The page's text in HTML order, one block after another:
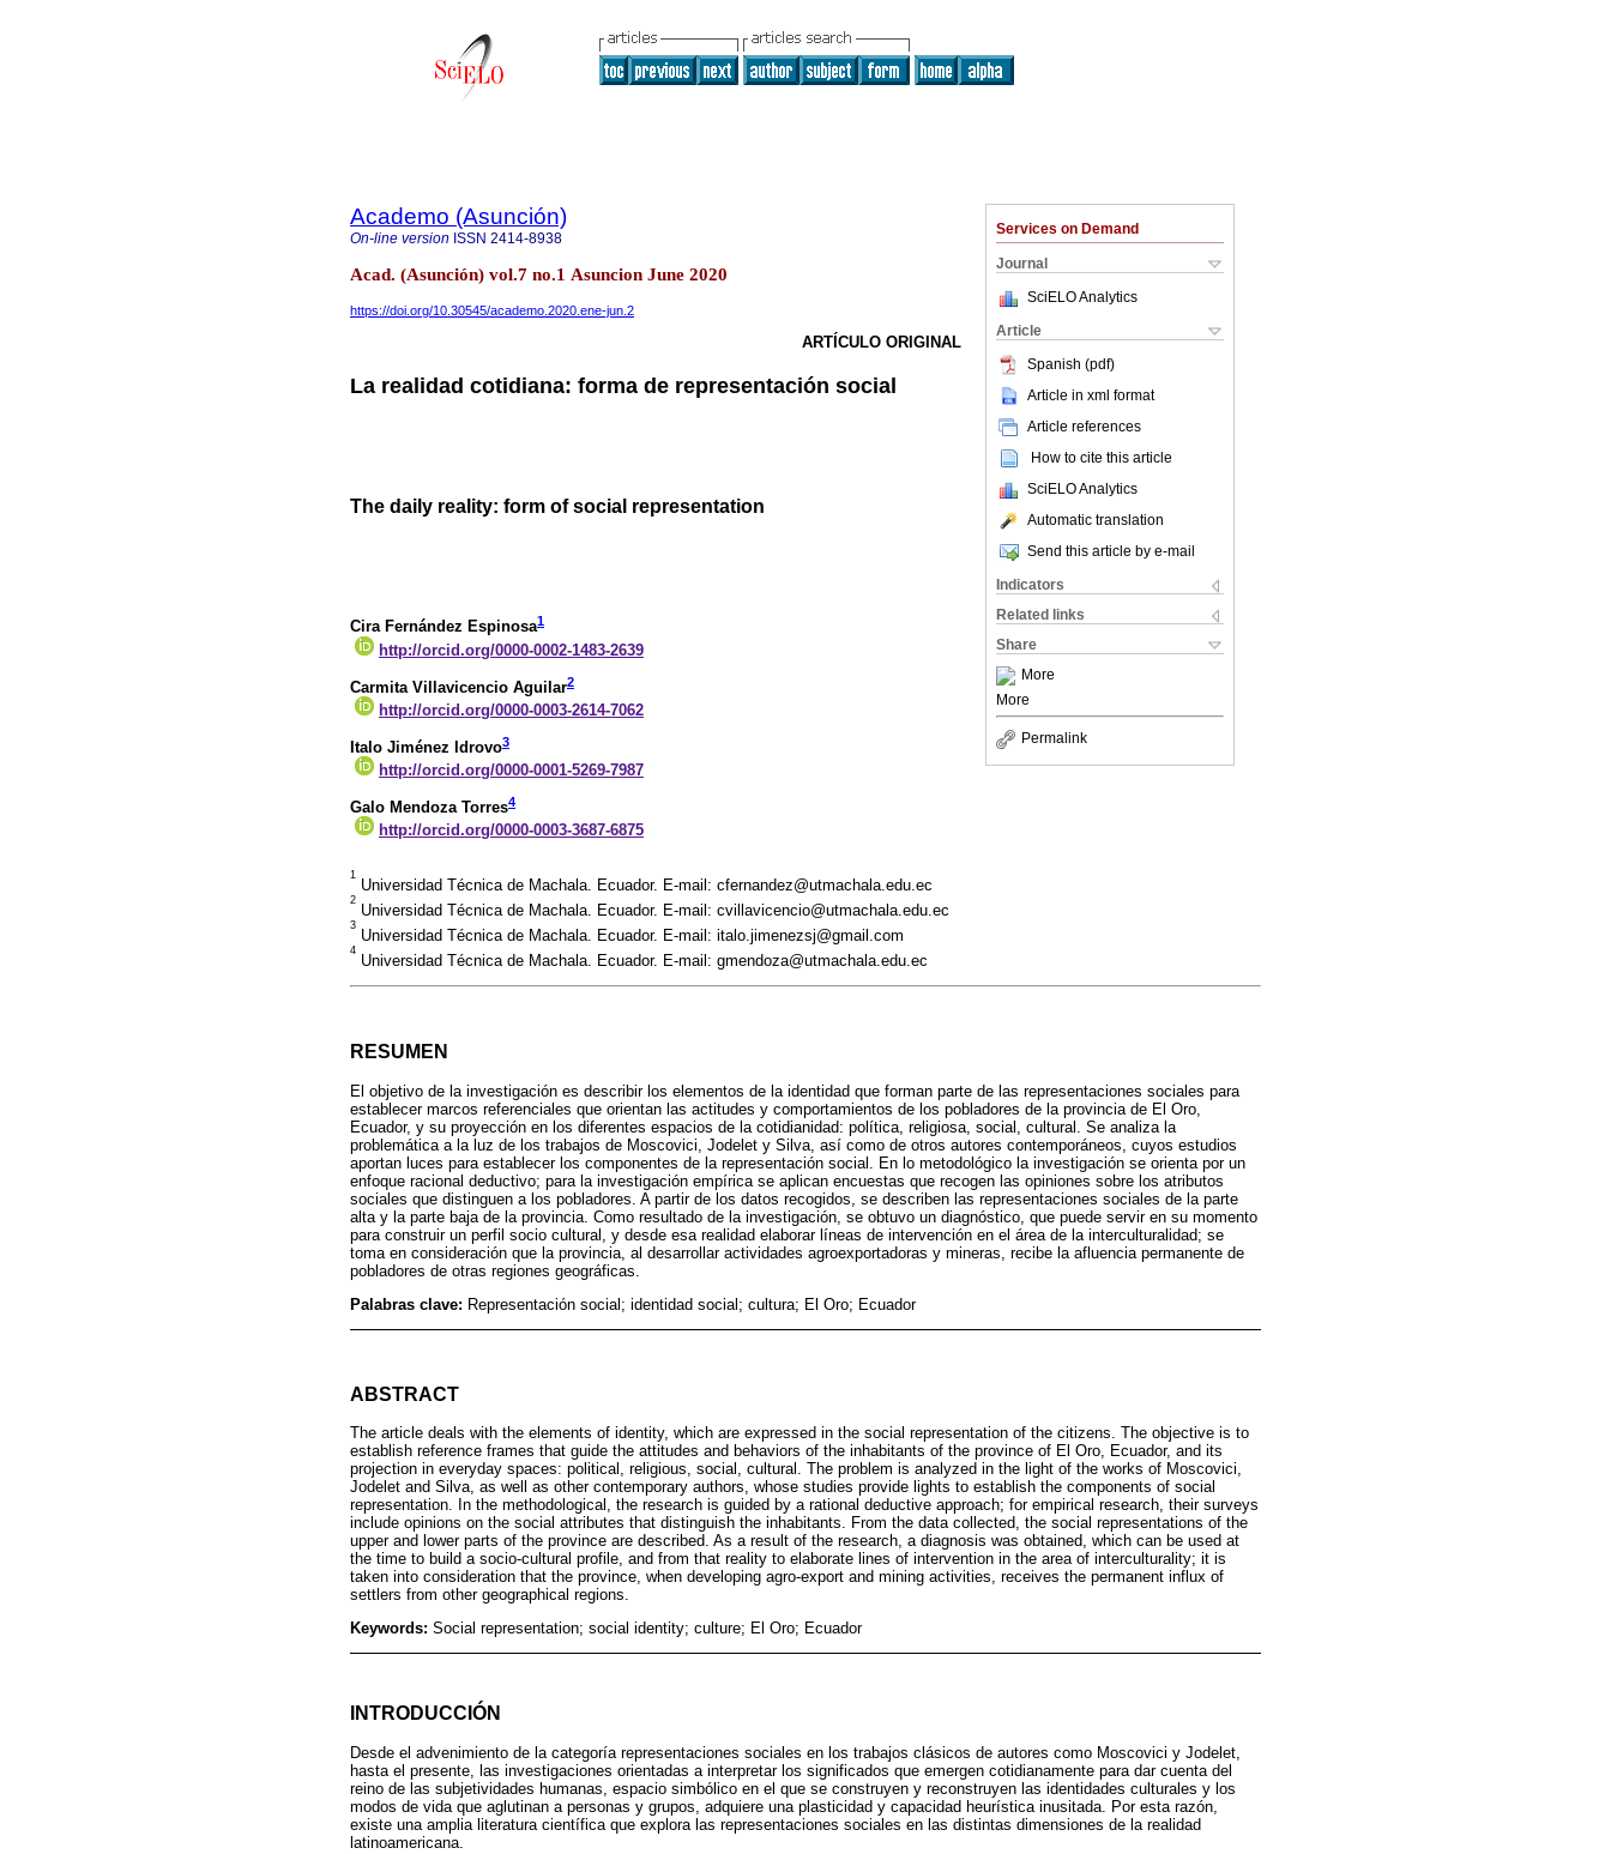
Services on Demand
Journal
SciELO Analytics
Article
Spanish (pdf)
Article in xml format
Article references
How to cite this article
SciELO Analytics
Automatic translation
Send this article by e-mail
Indicators
Related links
Share
More
More
Permalink
Academo (Asunción)
On-line version ISSN 2414-8938
Acad. (Asunción) vol.7 no.1 Asuncion June 2020
https://doi.org/10.30545/academo.2020.ene-jun.2
ARTÍCULO ORIGINAL
La realidad cotidiana: forma de representación social
The daily reality: form of social representation
Cira Fernández Espinosa1
http://orcid.org/0000-0002-1483-2639
Carmita Villavicencio Aguilar2
http://orcid.org/0000-0003-2614-7062
Italo Jiménez Idrovo3
http://orcid.org/0000-0001-5269-7987
Galo Mendoza Torres4
http://orcid.org/0000-0003-3687-6875
1
Universidad Técnica de Machala. Ecuador. E-mail: cfernandez@utmachala.edu.ec
2
Universidad Técnica de Machala. Ecuador. E-mail: cvillavicencio@utmachala.edu.ec
3
Universidad Técnica de Machala. Ecuador. E-mail: italo.jimenezsj@gmail.com
4
Universidad Técnica de Machala. Ecuador. E-mail: gmendoza@utmachala.edu.ec
RESUMEN
El objetivo de la investigación es describir los elementos de la identidad que forman parte de las representaciones sociales para
establecer marcos referenciales que orientan las actitudes y comportamientos de los pobladores de la provincia de El Oro,
Ecuador, y su proyección en los diferentes espacios de la cotidianidad: política, religiosa, social, cultural. Se analiza la
problemática a la luz de los trabajos de Moscovici, Jodelet y Silva, así como de otros autores contemporáneos, cuyos estudios
aportan luces para establecer los componentes de la representación social. En lo metodológico la investigación se orienta por un
enfoque racional deductivo; para la investigación empírica se aplican encuestas que recogen las opiniones sobre los atributos
sociales que distinguen a los pobladores. A partir de los datos recogidos, se describen las representaciones sociales de la parte
alta y la parte baja de la provincia. Como resultado de la investigación, se obtuvo un diagnóstico, que puede servir en su momento
para construir un perfil socio cultural, y desde esa realidad elaborar líneas de intervención en el área de la interculturalidad; se
toma en consideración que la provincia, al desarrollar actividades agroexportadoras y mineras, recibe la afluencia permanente de
pobladores de otras regiones geográficas.
Palabras clave: Representación social; identidad social; cultura; El Oro; Ecuador
ABSTRACT
The article deals with the elements of identity, which are expressed in the social representation of the citizens. The objective is to
establish reference frames that guide the attitudes and behaviors of the inhabitants of the province of El Oro, Ecuador, and its
projection in everyday spaces: political, religious, social, cultural. The problem is analyzed in the light of the works of Moscovici,
Jodelet and Silva, as well as other contemporary authors, whose studies provide lights to establish the components of social
representation. In the methodological, the research is guided by a rational deductive approach; for empirical research, their surveys
include opinions on the social attributes that distinguish the inhabitants. From the data collected, the social representations of the
upper and lower parts of the province are described. As a result of the research, a diagnosis was obtained, which can be used at
the time to build a socio-cultural profile, and from that reality to elaborate lines of intervention in the area of interculturality; it is
taken into consideration that the province, when developing agro-export and mining activities, receives the permanent influx of
settlers from other geographical regions.
Keywords: Social representation; social identity; culture; El Oro; Ecuador
INTRODUCCIÓN
Desde el advenimiento de la categoría representaciones sociales en los trabajos clásicos de autores como Moscovici y Jodelet,
hasta el presente, las investigaciones orientadas a interpretar los significados que emergen cotidianamente para dar cuenta del
reino de las subjetividades humanas, espacio simbólico en el que se construyen y reconstruyen las identidades culturales y los
modos de vida que aglutinan a personas y grupos, adquiere una plasticidad y capacidad heurística inusitada. Por esta razón,
existe una amplia literatura científica que explora las representaciones sociales en las distintas dimensiones de la realidad
latinoamericana.